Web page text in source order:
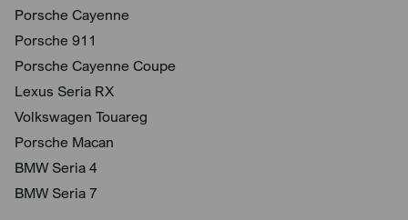
Porsche Cayenne
Porsche 911
Porsche Cayenne Coupe
Lexus Seria RX
Volkswagen Touareg
Porsche Macan
BMW Seria 4
BMW Seria 7